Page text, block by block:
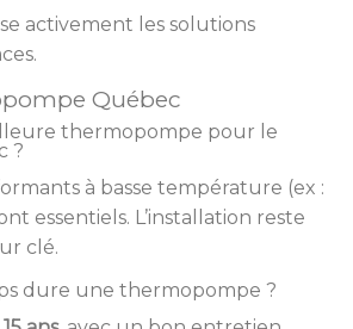
activement les solutions
Québec
thermopompe pour le
?
à basse température (ex :
essentiels. L’installation reste
clé.
dure une thermopompe ?